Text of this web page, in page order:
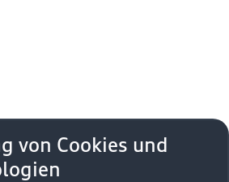
Zurück nach oben
von Cookies und